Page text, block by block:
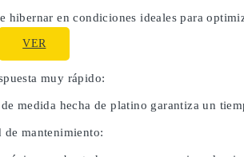
hibernar en condiciones ideales para
VER
muy rápido:
medida hecha de platino garantiza un
de mantenimiento: